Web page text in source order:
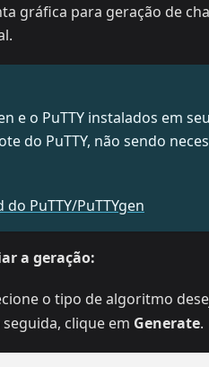
gráfica para geração de
e o PuTTY instalados em
do PuTTY, não sendo
PuTTY/PuTTYgen
a geração:
o tipo de algoritmo
clique em Generate.